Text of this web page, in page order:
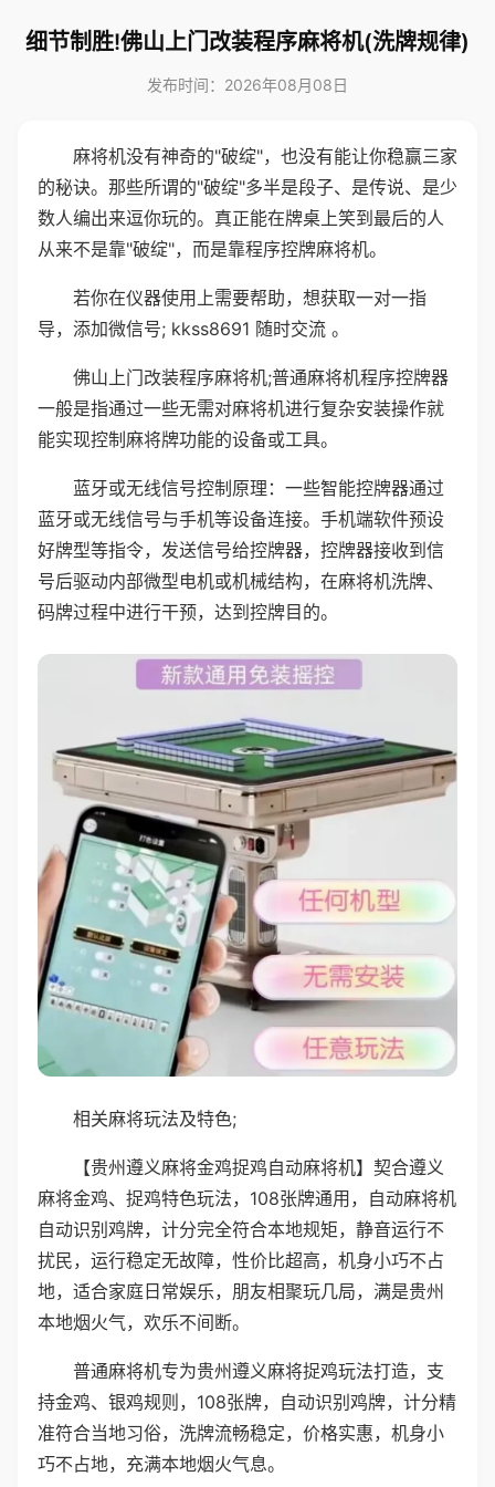
细节制胜!佛山上门改装程序麻将机(洗牌规律)
发布时间：2026年08月08日
麻将机没有神奇的"破绽"，也没有能让你稳赢三家
的秘诀。那些所谓的"破绽"多半是段子、是传说、是少
数人编出来逗你玩的。真正能在牌桌上笑到最后的人
从来不是靠"破绽"，而是靠程序控牌麻将机。
若你在仪器使用上需要帮助，想获取一对一指
导，添加微信号; kkss8691 随时交流 。
佛山上门改装程序麻将机;普通麻将机程序控牌器
一般是指通过一些无需对麻将机进行复杂安装操作就
能实现控制麻将牌功能的设备或工具。
蓝牙或无线信号控制原理：一些智能控牌器通过
蓝牙或无线信号与手机等设备连接。手机端软件预设
好牌型等指令，发送信号给控牌器，控牌器接收到信
号后驱动内部微型电机或机械结构，在麻将机洗牌、
码牌过程中进行干预，达到控牌目的。
相关麻将玩法及特色;
【贵州遵义麻将金鸡捉鸡自动麻将机】契合遵义
麻将金鸡、捉鸡特色玩法，108张牌通用，自动麻将机
自动识别鸡牌，计分完全符合本地规矩，静音运行不
扰民，运行稳定无故障，性价比超高，机身小巧不占
地，适合家庭日常娱乐，朋友相聚玩几局，满是贵州
本地烟火气，欢乐不间断。
普通麻将机专为贵州遵义麻将捉鸡玩法打造，支
持金鸡、银鸡规则，108张牌，自动识别鸡牌，计分精
准符合当地习俗，洗牌流畅稳定，价格实惠，机身小
巧不占地，充满本地烟火气息。